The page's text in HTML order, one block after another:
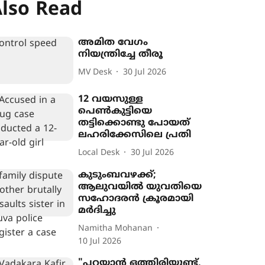
Read
അമിത വേഗം
നിയന്ത്രിച്ചേ തീരൂ
MV Desk 30 Jul 2026
12 വയസുള്ള
പെൺകുട്ടിയെ
തട്ടിക്കൊണ്ടു പോയത്
ലഹരിക്കേസിലെ പ്രതി
Local Desk 30 Jul 2026
കുടുംബവഴക്ക്;
ആലുവയിൽ യുവതിയെ
സഹോദരൻ ക്രൂരമായി
മർദിച്ചു
Namitha Mohanan
10 Jul 2026